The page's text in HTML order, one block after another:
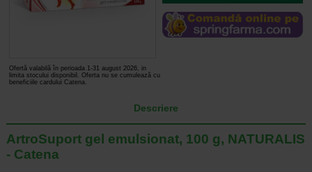
Ofertă valabilă în perioada 1-31 august 2026, in
limita stocului disponibil. Oferta nu se cumulează cu
beneficiile cardului Catena.
Descriere
ArtroSuport gel emulsionat, 100 g, NATURALIS
- Catena